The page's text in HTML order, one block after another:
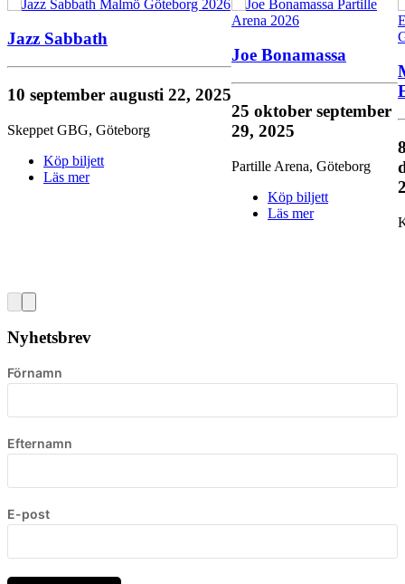
Jazz Sabbath
10 september augusti 22, 2025
Skeppet GBG, Göteborg
Köp biljett
Läs mer
Joe Bonamassa
25 oktober september
29, 2025
Partille Arena, Göteborg
Köp biljett
Läs mer
Nyhetsbrev
Förnamn
Efternamn
E-post